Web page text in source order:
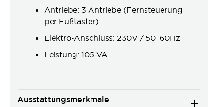
Antriebe: 3 Antriebe (Fernsteuerung
per Fußtaster)
Elektro-Anschluss: 230V / 50–60Hz
Leistung: 105 VA
Ausstattungsmerkmale